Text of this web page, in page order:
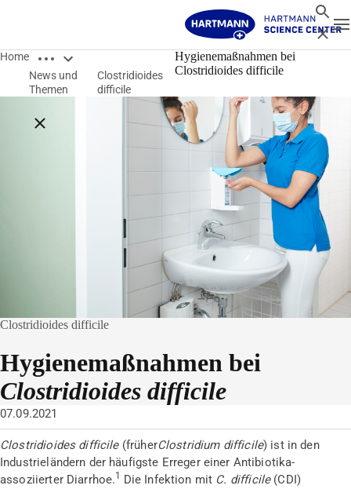
Suche
Home Breadcrumbs öffnen
Breadcrumbs schließen
News und
Themen
Clostridioides
difficile
Hygienemaßnahmen bei
Clostridioides difficile
Clostridioides difficile
Hygienemaßnahmen bei
Clostridioides difficile
07.09.2021
Clostridioides difficile(früherClostridium difficile) ist in den
Industrieländern der häufigste Erreger einer Antibiotika-
assoziierter Diarrhoe.1 Die Infektion mit C. difficile (CDI)